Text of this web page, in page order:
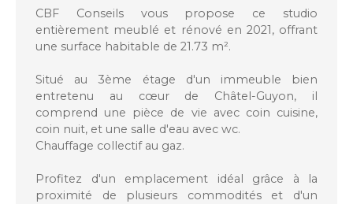
CBF Conseils vous propose ce studio
entièrement meublé et rénové en 2021, offrant
une surface habitable de 21.73 m².
Situé au 3ème étage d'un immeuble bien
entretenu au cœur de Châtel-Guyon, il
comprend une pièce de vie avec coin cuisine,
coin nuit, et une salle d'eau avec wc.
Chauffage collectif au gaz.
Profitez d'un emplacement idéal grâce à la
proximité de plusieurs commodités et d'un